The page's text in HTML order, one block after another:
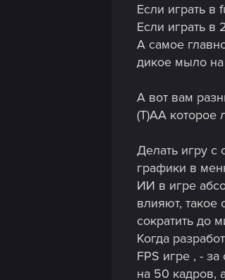
Если играть в
Если играть в
А самое
дикое мыло на
А вот вам
(T)AA
Делать игру с
графики в
ИИ в игре
влияют, такое
сократить до
Когда
FPS игре , -
на 50 кадров,